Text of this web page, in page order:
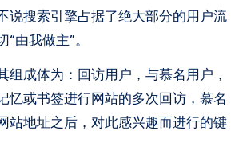
说搜索引擎占据了绝大部分的用户流
由我做主”。
组成体为：回访用户，与慕名用户，
忆或书签进行网站的多次回访，慕名
站地址之后，对此感兴趣而进行的键